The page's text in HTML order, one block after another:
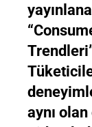
aynı